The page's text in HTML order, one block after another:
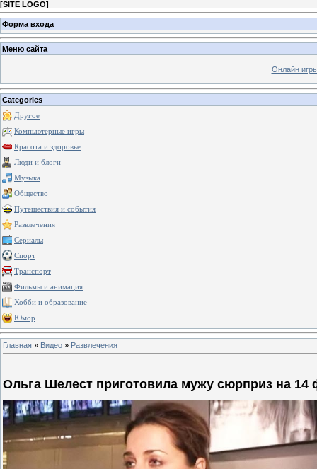
[SITE LOGO]
Форма входа
Меню сайта
Онлайн
Categories
Другое
Компьютерные игры
Красота и здоровье
Люди и блоги
Музыка
Общество
Путешествия и события
Развлечения
Сериалы
Спорт
Транспорт
Фильмы и анимация
Хобби и образование
Юмор
Главная » Видео » Развлечения
Ольга Шелест приготовила мужу сюрприз на 14